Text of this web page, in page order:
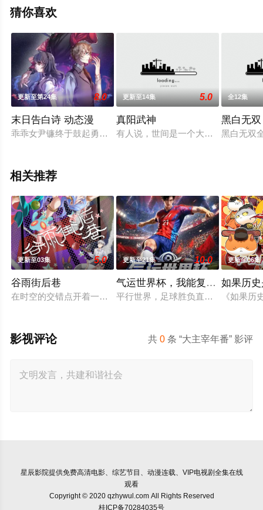
猜你喜欢
更新至第24集 8.0
末日告白诗 动态漫
乖乖女尹镰终于鼓起勇气向青梅竹马的宫风曜告白，却得到一
更新至14集 5.0
真阳武神
有人说，世间是一个大苦海，人在海
全12集
黑白无
黑白无双
相关推荐
更新至03集 5.0
谷雨街后巷
在时空的交错点开着一间酒馆——谷雨街后巷。 无论城市的角落
更新至21集 10.0
气运世界杯，我能复制所有球星
平行世界，足球胜负直接绑定国运。
更新至06集
如果历
《如果
共0 条 “大主宰年番” 影评
影视评论
星辰影院提供免费高清电影、综艺节目、动漫连载、VIP电视剧全集在线
观看
Copyright © 2020 qzhywul.com All Rights Reserved
桂ICP备70284035号